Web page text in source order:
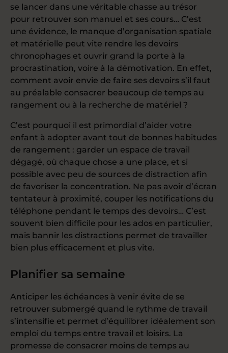
se lancer dans une véritable chasse au trésor
pour retrouver son manuel et ses cours… C’est
une évidence, le manque d’organisation spatiale
et matérielle peut vite rendre les devoirs
chronophages et ouvrir grand la porte à la
procrastination, voire à la démotivation. En effet,
comment avoir envie de faire ses devoirs s’il faut
au préalable consacrer beaucoup de temps au
rangement ou à la recherche de matériel ?
C’est pourquoi il est primordial d’aider votre
enfant à adopter avant tout de bonnes habitudes
de rangement : garder un espace de travail
dégagé, où chaque chose a une place, et si
possible avec peu de sources de distraction afin
de favoriser la concentration. Ne pas avoir d’écran
tentateur à proximité, couper les notifications du
téléphone pendant le temps des devoirs… C’est
souvent bien difficile pour les ados en particulier,
mais bannir les distractions permet de travailler
bien plus efficacement et plus vite.
Planifier sa semaine
Anticiper les échéances à venir évite de se
retrouver submergé quand le rythme de travail
s’intensifie et permet d’équilibrer idéalement son
emploi du temps entre travail et loisirs. La
promesse de consacrer moins de temps au